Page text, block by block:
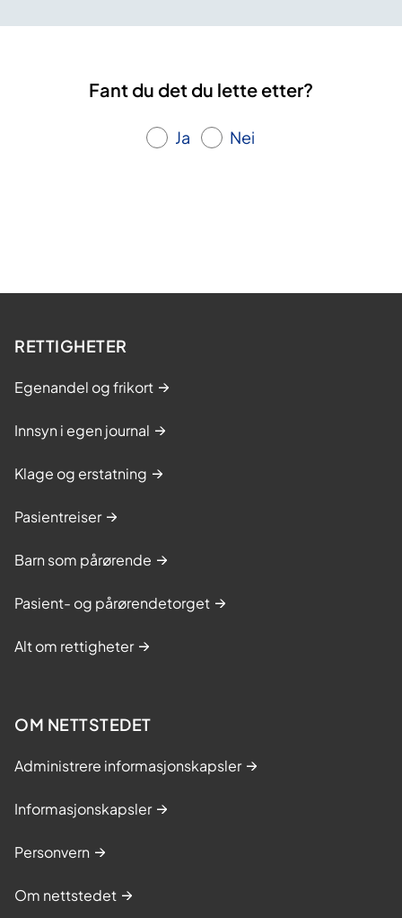
Fant du det du lette etter?
Ja Nei
RETTIGHETER
Egenandel og frikort
Innsyn i egen journal
Klage og erstatning
Pasientreiser
Barn som pårørende
Pasient- og pårørendetorget
Alt om rettigheter
OM NETTSTEDET
Administrere informasjonskapsler
Informasjonskapsler
Personvern
Om nettstedet